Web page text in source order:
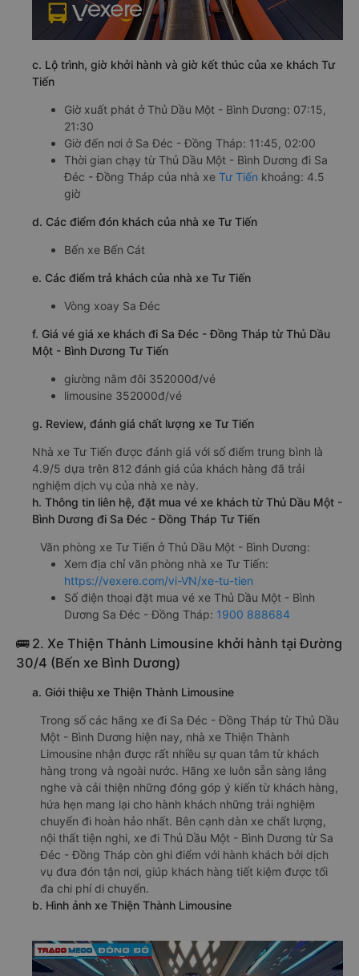
c. Lộ trình, giờ khởi hành và giờ kết thúc của xe khách Tư
Tiến
Giờ xuất phát ở Thủ Dầu Một - Bình Dương: 07:15,
21:30
Giờ đến nơi ở Sa Đéc - Đồng Tháp: 11:45, 02:00
Thời gian chạy từ Thủ Dầu Một - Bình Dương đi Sa
Đéc - Đồng Tháp của nhà xe Tư Tiến khoảng: 4.5
giờ
d. Các điểm đón khách của nhà xe Tư Tiến
Bến xe Bến Cát
e. Các điểm trả khách của nhà xe Tư Tiến
Vòng xoay Sa Đéc
f. Giá vé giá xe khách đi Sa Đéc - Đồng Tháp từ Thủ Dầu
Một - Bình Dương Tư Tiến
giường nằm đôi 352000đ/vé
limousine 352000đ/vé
g. Review, đánh giá chất lượng xe Tư Tiến
Nhà xe Tư Tiến được đánh giá với số điểm trung bình là
4.9/5 dựa trên 812 đánh giá của khách hàng đã trải
nghiệm dịch vụ của nhà xe này.
h. Thông tin liên hệ, đặt mua vé xe khách từ Thủ Dầu Một -
Bình Dương đi Sa Đéc - Đồng Tháp Tư Tiến
Văn phòng xe Tư Tiến ở Thủ Dầu Một - Bình Dương:
Xem địa chỉ văn phòng nhà xe Tư Tiến:
https://vexere.com/vi-VN/xe-tu-tien
Số điện thoại đặt mua vé xe Thủ Dầu Một - Bình
Dương Sa Đéc - Đồng Tháp: 1900 888684
🚌 2. Xe Thiện Thành Limousine khởi hành tại Đường
30/4 (Bến xe Bình Dương)
a. Giới thiệu xe Thiện Thành Limousine
Trong số các hãng xe đi Sa Đéc - Đồng Tháp từ Thủ Dầu
Một - Bình Dương hiện nay, nhà xe Thiện Thành
Limousine nhận được rất nhiều sự quan tâm từ khách
hàng trong và ngoài nước. Hãng xe luôn sẵn sàng lắng
nghe và cải thiện những đóng góp ý kiến từ khách hàng,
hứa hẹn mang lại cho hành khách những trải nghiệm
chuyến đi hoàn hảo nhất. Bên cạnh dàn xe chất lượng,
nội thất tiện nghi, xe đi Thủ Dầu Một - Bình Dương từ Sa
Đéc - Đồng Tháp còn ghi điểm với hành khách bởi dịch
vụ đưa đón tận nơi, giúp khách hàng tiết kiệm được tối
đa chi phí di chuyển.
b. Hình ảnh xe Thiện Thành Limousine